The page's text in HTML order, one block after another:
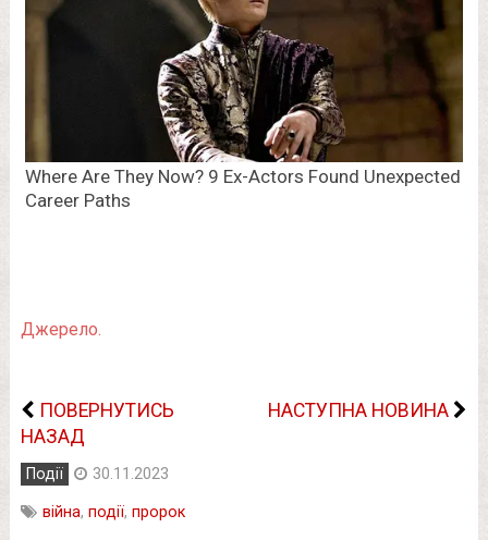
Джерело.
ПОВЕРНУТИСЬ
НАЗАД
НАСТУПНА НОВИНА
Події 30.11.2023
війна, події, пророк